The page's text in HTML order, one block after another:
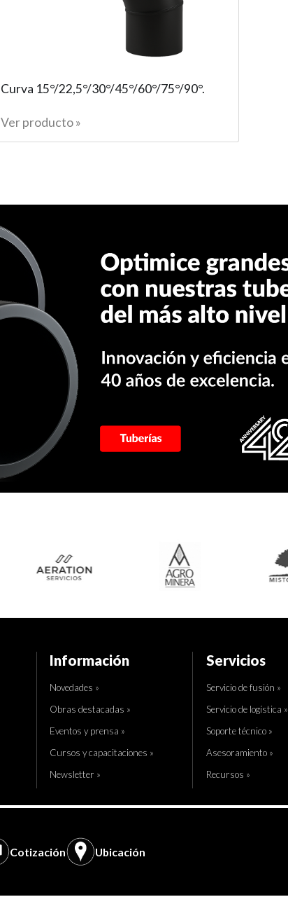
Curva 15°/22,5°/30°/45°/60°/75°/90°.
Ver producto »
Información
Novedades »
Obras destacadas »
Eventos y prensa »
Cursos y capacitaciones »
Newsletter »
Servicios
Servicio de fusión »
Servicio de logística »
Soporte técnico »
Asesoramiento »
Recursos »
Cotización Ubicación